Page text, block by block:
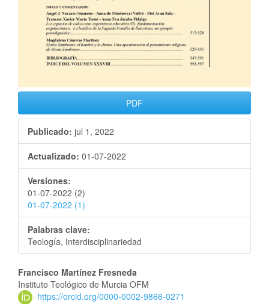
PDF
Publicado: jul 1, 2022
Actualizado: 01-07-2022
Versiones:
01-07-2022 (2)
01-07-2022 (1)
Palabras clave:
Teología, Interdisciplinariedad
Francisco Martínez Fresneda
Instituto Teológico de Murcia OFM
https://orcid.org/0000-0002-9866-0271